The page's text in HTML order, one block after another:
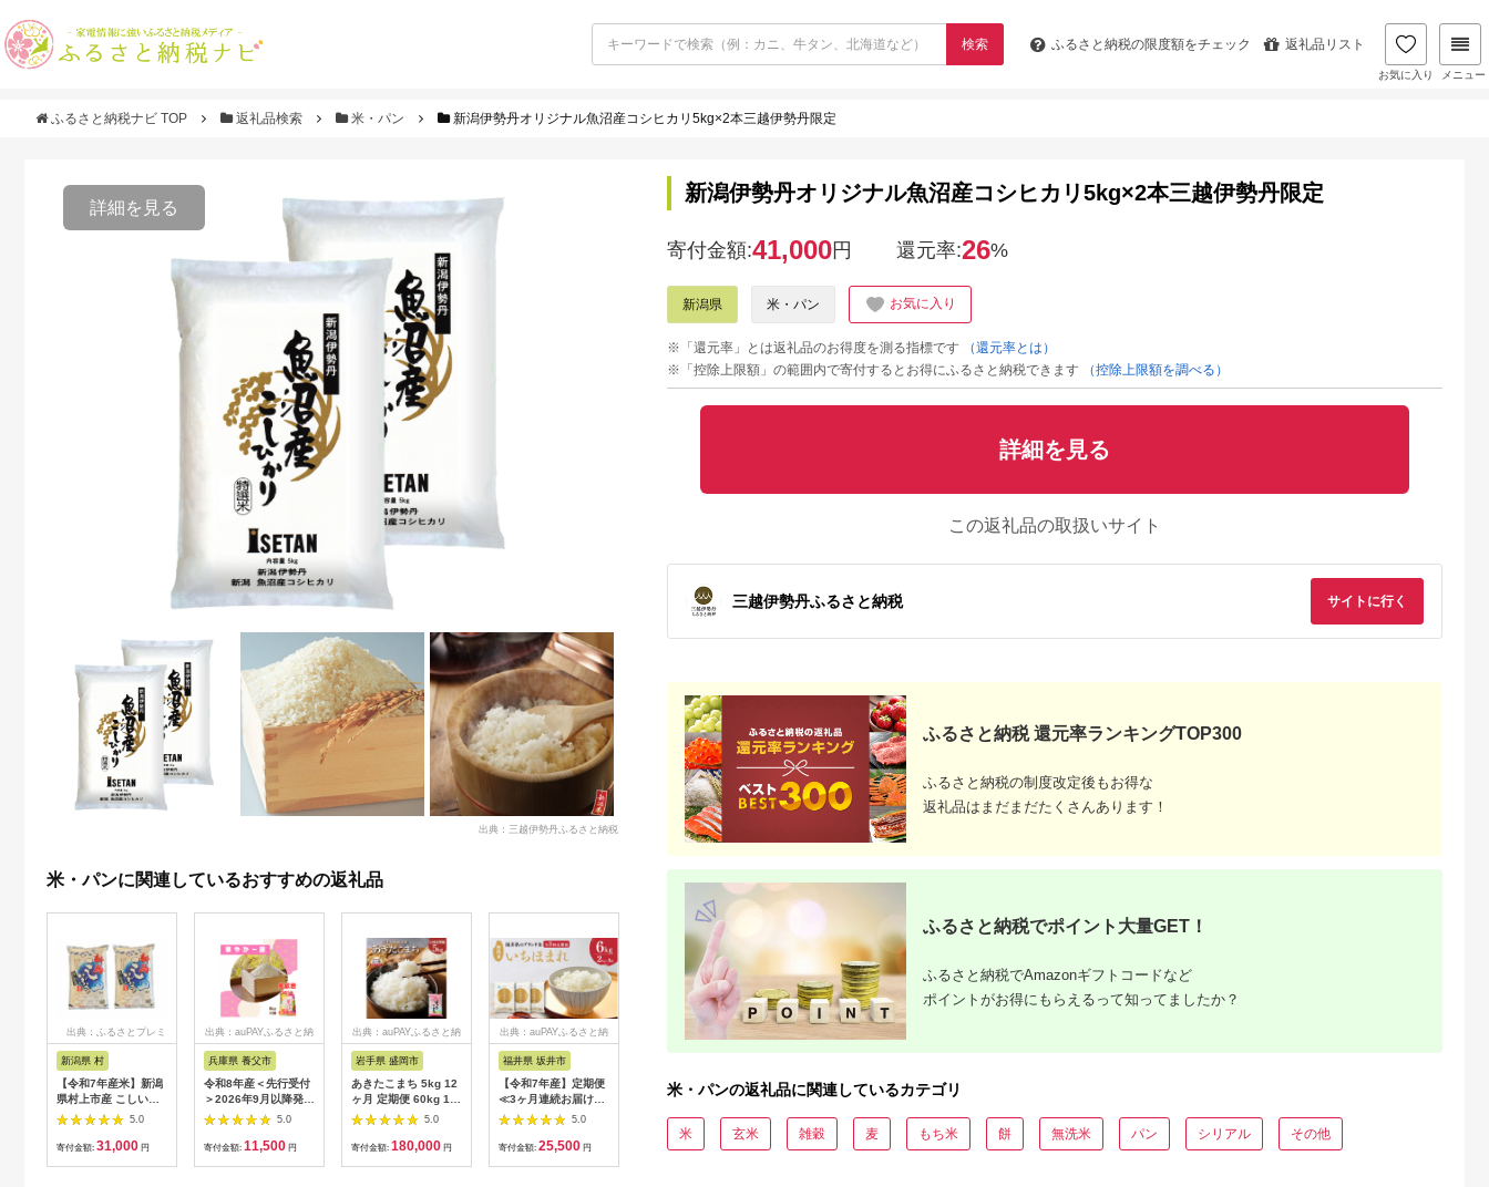
検索 ふるさと納税の限度額をチェック 返礼品リスト
お気に入り メニュー
ふるさと納税ナビ TOP 返礼品検索 米・パン 新潟伊勢丹オリジナル魚沼産コシヒカリ5kg×2本三越伊勢丹限定
詳細を見る
出典：三越伊勢丹ふるさと納税
米・パンに関連しているおすすめの返礼品
出典：ふるさとプレミ
新潟県 村
【令和7年産米】新潟
県村上市産 こしいぶ
き 5kg×2袋（合計
10kg） 精米 お米 白
米 1033001
5.0
寄付金額: 31,000 円
出典：auPAYふるさと納
兵庫県 養父市
令和8年産＜先行受付
＞2026年9月以降発送
＜蛇紋岩ブランド 華
やか一膳5kg＞_蛇紋
岩 じゃもんがん ブラ
5.0
寄付金額: 11,500 円
出典：auPAYふるさと納
岩手県 盛岡市
あきたこまち 5kg 12
ヶ月 定期便 60kg 12
回 1年 毎月 白米 米
お米 こめ コメ ライス
ご飯 ごはん 美味しい
5.0
寄付金額: 180,000 円
出典：auPAYふるさと納
福井県 坂井市
【令和7年産】定期便
≪3ヶ月連続お届け≫
福井県のブランド米
いちほまれ 無洗米
2kg × 3回 計6kg 【
5.0
寄付金額: 25,500 円
キャンプでも便利！
長期保存 ！ 非常時
ごはん（製造日から８
年） ［災害 災害時
5.0
寄付金額:46,000円
【無地熨斗】｜無洗米
｜新潟県 南魚沼産 コ
袋 計4kg（お米の美
味しい炊き方ガイド付
5.0
寄付金額:14,000円
本格石釜焼き冷凍
Pizza（冷凍）5枚セ
島】 惣菜パン
5.0
寄付金額: 27,000
か「白米」
5kg（2026年10月中
5.0
寄付金額:192,000 円
【玄米 GABA玄米
GABAライス もち麦
5.0
寄付金額: 88,000円
新潟伊勢丹オリジナル魚沼産コシヒカリ5kg×2本三越伊勢丹限定
寄付金額:41,000円 還元率:26%
新潟県 米・パン お気に入り
※「還元率」とは返礼品のお得度を測る指標です
（還元率とは）
※「控除上限額」の範囲内で寄付するとお得にふるさと納税できます
（控除上限額を調べる）
詳細を見る
この返礼品の取扱いサイト
三越伊勢丹ふるさと納税 サイトに行く
ふるさと納税 還元率ランキングTOP300
ふるさと納税の制度改定後もお得な
返礼品はまだまだたくさんあります！
ふるさと納税でポイント大量GET！
ふるさと納税でAmazonギフトコードなど
ポイントがお得にもらえるって知ってましたか？
米・パンの返礼品に関連しているカテゴリ
米 玄米 雑穀 麦 もち米 餅 無洗米 パン シリアル その他